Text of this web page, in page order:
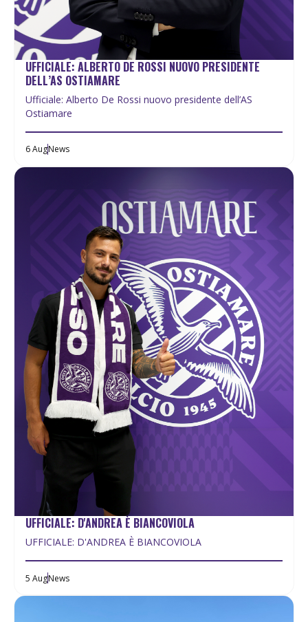
UFFICIALE: ALBERTO DE ROSSI NUOVO PRESIDENTE
DELL’AS OSTIAMARE
Ufficiale: Alberto De Rossi nuovo presidente dell’AS
Ostiamare
6 AugNews
UFFICIALE: D'ANDREA È BIANCOVIOLA
UFFICIALE: D'ANDREA È BIANCOVIOLA
5 AugNews